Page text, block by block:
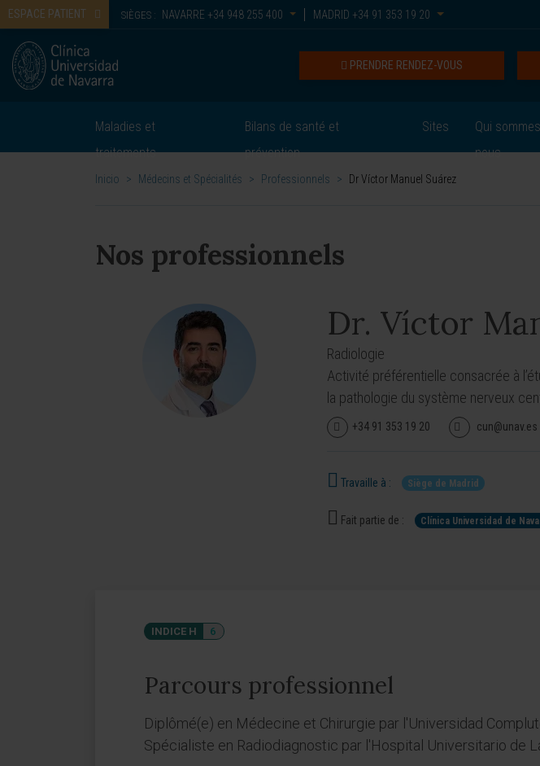
ESPACE PATIENT SIÈGES : NAVARRE +34 948 255 400 MADRID +34 91 353 19 20
PRENDRE RENDEZ-VOUS
Maladies et
traitements
Bilans de santé et
prévention
Sites
Qui
nous
Inicio > Médecins et Spécialités > Professionnels > Dr Víctor Manuel Suárez
Nos professionnels
Dr. Víctor
Radiologie
Activité préférentielle consacrée à
la pathologie du système nerveux
+34 91 353 19 20 cun@unav.es
Travaille à : Siège de Madrid
Fait partie de : Clínica Universidad de
INDICE H 6
Parcours professionnel
Diplômé(e) en Médecine et Chirurgie par l'Universidad
Spécialiste en Radiodiagnostic par l'Hospital Universitario de